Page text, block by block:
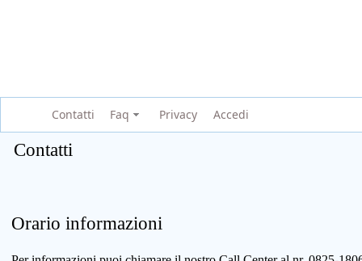
Contatti Faq Privacy Accedi
Contatti
Orario informazioni